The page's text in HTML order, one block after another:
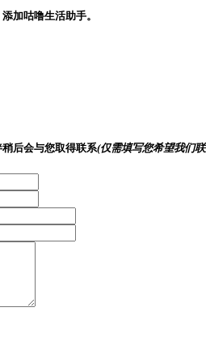
加咕噜生活助手。
后会与您取得联系(仅需填写您希望我们